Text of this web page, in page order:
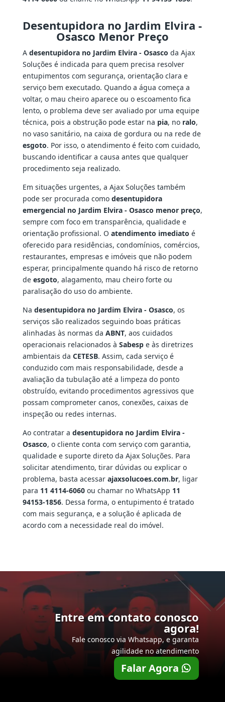
Desentupidora no Jardim Elvira -
Osasco Menor Preço
A desentupidora no Jardim Elvira - Osasco da Ajax
Soluções é indicada para quem precisa resolver
entupimentos com segurança, orientação clara e
serviço bem executado. Quando a água começa a
voltar, o mau cheiro aparece ou o escoamento fica
lento, o problema deve ser avaliado por uma equipe
técnica, pois a obstrução pode estar na pia, no ralo,
no vaso sanitário, na caixa de gordura ou na rede de
esgoto. Por isso, o atendimento é feito com cuidado,
buscando identificar a causa antes que qualquer
procedimento seja realizado.
Em situações urgentes, a Ajax Soluções também
pode ser procurada como desentupidora
emergencial no Jardim Elvira - Osasco menor preço,
sempre com foco em transparência, qualidade e
orientação profissional. O atendimento imediato é
oferecido para residências, condomínios, comércios,
restaurantes, empresas e imóveis que não podem
esperar, principalmente quando há risco de retorno
de esgoto, alagamento, mau cheiro forte ou
paralisação do uso do ambiente.
Na desentupidora no Jardim Elvira - Osasco, os
serviços são realizados seguindo boas práticas
alinhadas às normas da ABNT, aos cuidados
operacionais relacionados à Sabespe às diretrizes
ambientais da CETESB. Assim, cada serviço é
conduzido com mais responsabilidade, desde a
avaliação da tubulação até a limpeza do ponto
obstruído, evitando procedimentos agressivos que
possam comprometer canos, conexões, caixas de
inspeção ou redes internas.
Ao contratar a desentupidora no Jardim Elvira -
Osasco, o cliente conta com serviço com garantia,
qualidade e suporte direto da Ajax Soluções. Para
solicitar atendimento, tirar dúvidas ou explicar o
problema, basta acessar ajaxsolucoes.com.br, ligar
para 11 4114-6060ou chamar no WhatsApp 11
94153-1856. Dessa forma, o entupimento é tratado
com mais segurança, e a solução é aplicada de
acordo com a necessidade real do imóvel.
Entre em contato conosco
agora!
Fale conosco via Whatsapp, e garanta
agilidade no atendimento
Falar Agora